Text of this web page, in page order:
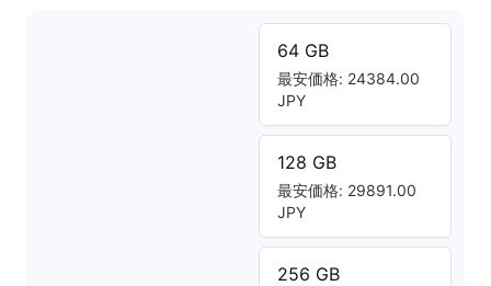
64 GB
最安価格: 24384.00
JPY
128 GB
最安価格: 29891.00
JPY
256 GB